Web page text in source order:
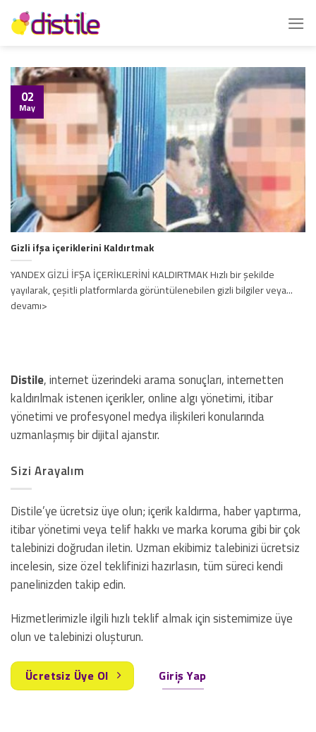
İçeriğe
atla
Gizli ifşa içeriklerini Kaldırtmak
YANDEX GİZLİ İFŞA İÇERİKLERİNİ KALDIRTMAK Hızlı bir şekilde
yayılarak, çeşitli platformlarda görüntülenebilen gizli bilgiler veya...
devamı>
02
May
Distile, internet üzerindeki arama sonuçları, internetten
kaldırılmak istenen içerikler, online algı yönetimi, itibar
yönetimi ve profesyonel medya ilişkileri konularında
uzmanlaşmış bir dijital ajanstır.
Sizi Arayalım
Distile’ye ücretsiz üye olun; içerik kaldırma, haber yaptırma,
itibar yönetimi veya telif hakkı ve marka koruma gibi bir çok
talebinizi doğrudan iletin. Uzman ekibimiz talebinizi ücretsiz
incelesin, size özel teklifinizi hazırlasın, tüm süreci kendi
panelinizden takip edin.
Hizmetlerimizle ilgili hızlı teklif almak için sistemimize üye
olun ve talebinizi oluşturun.
Ücretsiz Üye Ol Giriş Yap